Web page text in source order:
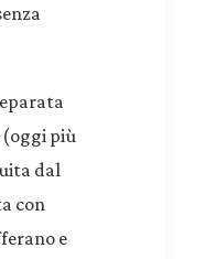
(oggi più
dal
con
e